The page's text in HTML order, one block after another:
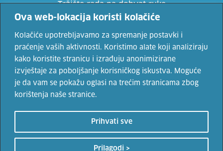
Ova web-lokacija koristi kolačiće
Kolačiće upotrebljavamo za spremanje postavki i
praćenje vaših aktivnosti. Koristimo alate koji analiziraju
kako koristite stranicu i izrađuju anonimizirane
izvještaje za poboljšanje korisničkog iskustva. Moguće
je da vam se pokažu oglasi na trećim stranicama zbog
korištenja naše stranice.
Prilagodi >
Prihvati sve
Tržište rada na dohvat ruke
Ne propusti priliku, prijavi se
privatnosti.